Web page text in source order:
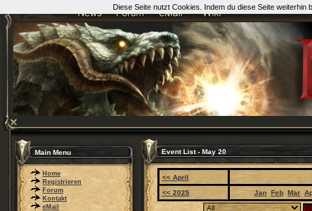
Main Menu
Home
Registrieren
Forum
Kontakt
eMail
Event List - May 20
<< April
<< 2025
Jan Feb Mar
Diese Seite nutzt Cookies. Indem du diese Seite